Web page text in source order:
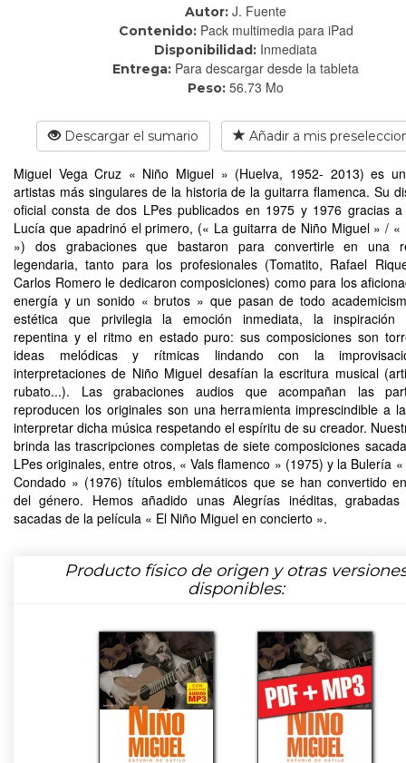
Autor: J. Fuente
Contenido: Pack multimedia para iPad
Disponibilidad: Inmediata
Entrega: Para descargar desde la tableta
Peso: 56.73 Mo
Descargar el sumario Añadir a mis
Miguel Vega Cruz « Niño Miguel » (Huelva, 1952- 2013) es
artistas más singulares de la historia de la guitarra flamenca. Su
oficial consta de dos LPes publicados en 1975 y 1976 gracias
Lucía que apadrinó el primero, (« La guitarra de Niño Miguel » / «
») dos grabaciones que bastaron para convertirle en una
legendaria, tanto para los profesionales (Tomatito, Rafael
Carlos Romero le dedicaron composiciones) como para los
energía y un sonido « brutos » que pasan de todo
estética que privilegia la emoción inmediata, la inspiración
repentina y el ritmo en estado puro: sus composiciones son
ideas melódicas y rítmicas lindando con la
interpretaciones de Niño Miguel desafían la escritura musical
rubato...). Las grabaciones audios que acompañan las
reproducen los originales son una herramienta imprescindible a
interpretar dicha música respetando el espíritu de su creador.
brinda las trascripciones completas de siete composiciones
LPes originales, entre otros, « Vals flamenco » (1975) y la Bulería
Condado » (1976) títulos emblemáticos que se han convertido
del género. Hemos añadido unas Alegrías inéditas,
sacadas de la película « El Niño Miguel en concierto ».
Producto físico de origen y otras
disponibles: